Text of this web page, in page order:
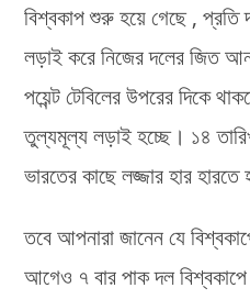
বিশ্বকাপ শুরু হয়ে গেছে ,
লড়াই করে নিজের দলের জিত
পয়েন্ট টেবিলের উপরের দিকে
তুল্যমূল্য লড়াই হচ্ছে। ১৪
ভারতের কাছে লজ্জার হার
তবে আপনারা জানেন যে
আগেও ৭ বার পাক দল